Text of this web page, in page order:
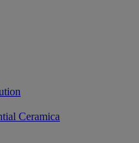
Ceramica